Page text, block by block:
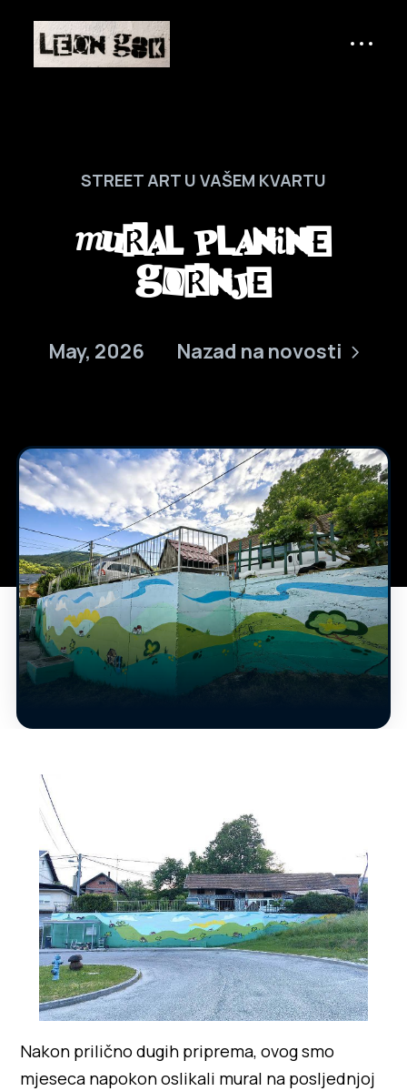
STREET ART U VAŠEM KVARTU
Mural Planine
Gornje
May, 2026 Nazad na novosti
Nakon prilično dugih priprema, ovog smo
mjeseca napokon oslikali mural na posljednjoj